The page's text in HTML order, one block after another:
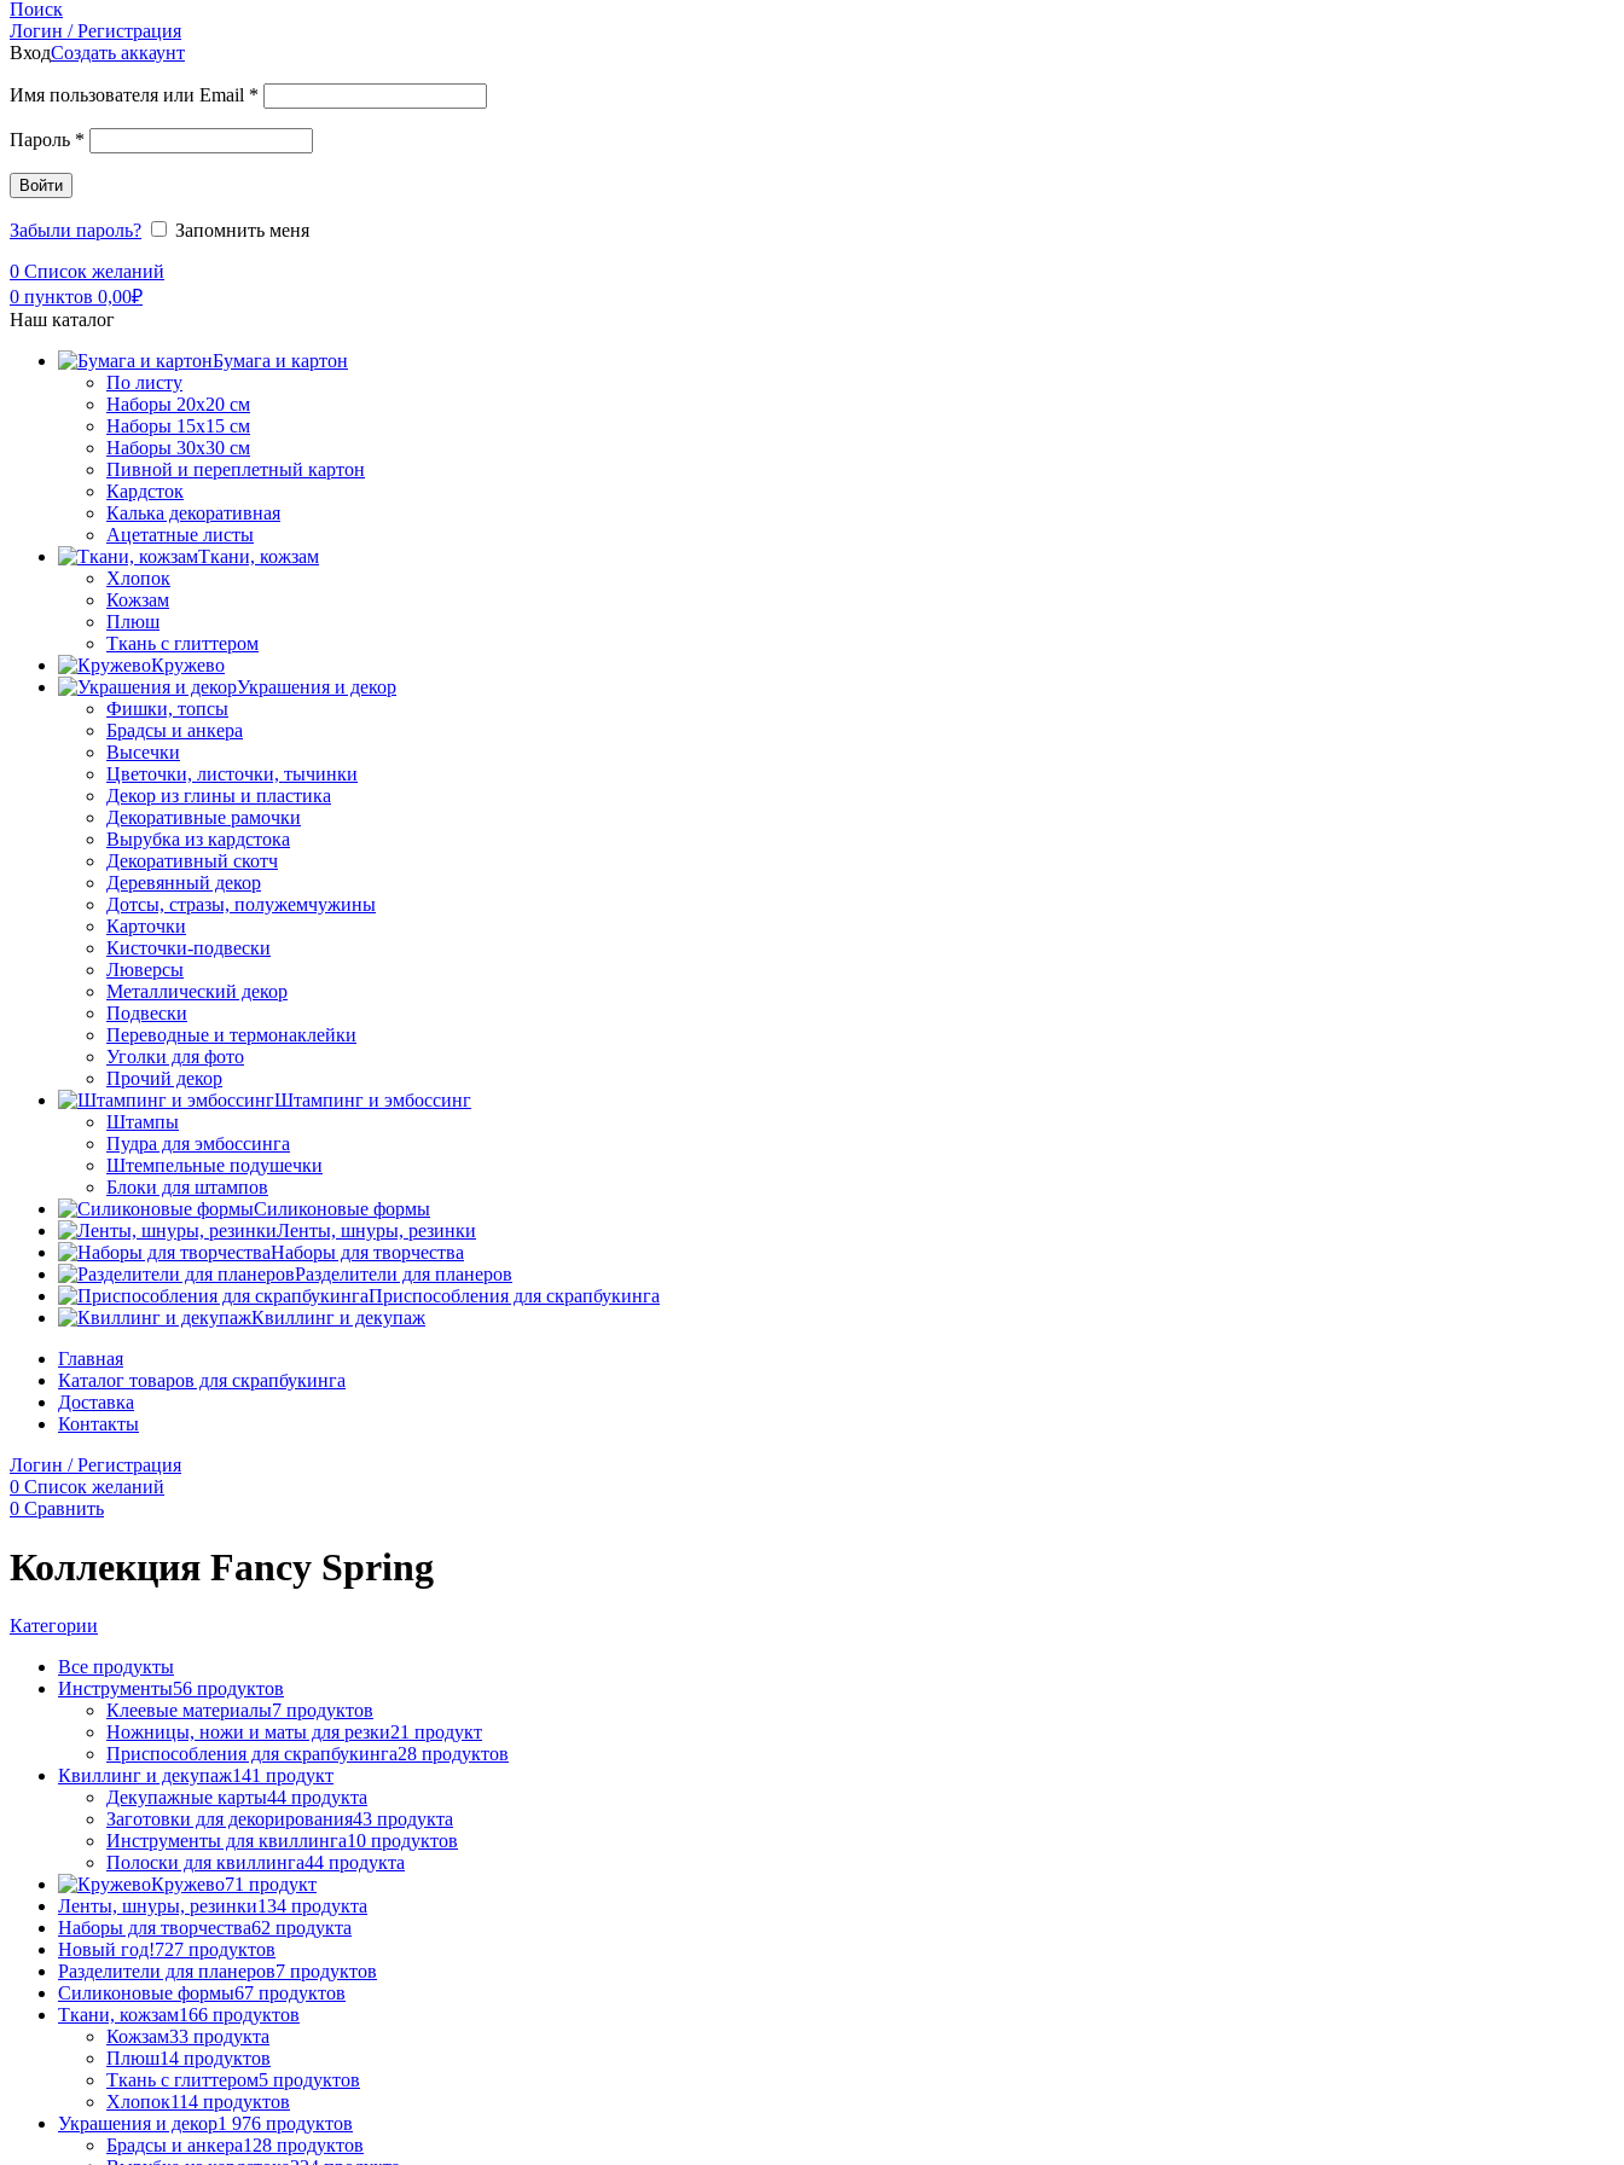
Поиск
Логин / Регистрация
ВходСоздать аккаунт
Имя пользователя или Email *
Пароль *
Войти
Забыли пароль?
Запомнить меня
0 Список желаний
0 пунктов 0,00₽
Наш каталог
Бумага и картон
По листу
Наборы 20х20 см
Наборы 15х15 см
Наборы 30х30 см
Пивной и переплетный картон
Кардсток
Калька декоративная
Ацетатные листы
Ткани, кожзам
Хлопок
Кожзам
Плюш
Ткань с глиттером
Кружево
Украшения и декор
Фишки, топсы
Брадсы и анкера
Высечки
Цветочки, листочки, тычинки
Декор из глины и пластика
Декоративные рамочки
Вырубка из кардстока
Декоративный скотч
Деревянный декор
Дотсы, стразы, полужемчужины
Карточки
Кисточки-подвески
Люверсы
Металлический декор
Подвески
Переводные и термонаклейки
Уголки для фото
Прочий декор
Штампинг и эмбоссинг
Штампы
Пудра для эмбоссинга
Штемпельные подушечки
Блоки для штампов
Силиконовые формы
Ленты, шнуры, резинки
Наборы для творчества
Разделители для планеров
Приспособления для скрапбукинга
Квиллинг и декупаж
Главная
Каталог товаров для скрапбукинга
Доставка
Контакты
Логин / Регистрация
0 Список желаний
0 Сравнить
Коллекция Fancy Spring
Категории
Все продукты
Инструменты56 продуктов
Клеевые материалы7 продуктов
Ножницы, ножи и маты для резки21 продукт
Приспособления для скрапбукинга28 продуктов
Квиллинг и декупаж141 продукт
Декупажные карты44 продукта
Заготовки для декорирования43 продукта
Инструменты для квиллинга10 продуктов
Полоски для квиллинга44 продукта
Кружево71 продукт
Ленты, шнуры, резинки134 продукта
Наборы для творчества62 продукта
Новый год!727 продуктов
Разделители для планеров7 продуктов
Силиконовые формы67 продуктов
Ткани, кожзам166 продуктов
Кожзам33 продукта
Плюш14 продуктов
Ткань с глиттером5 продуктов
Хлопок114 продуктов
Украшения и декор1 976 продуктов
Брадсы и анкера128 продуктов